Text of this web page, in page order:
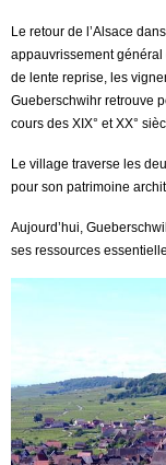
Le retour de l’Alsace
appauvrissement
de lente reprise, les
Gueberschwihr retrouve
cours des XIX° et XX°
Le village traverse les
pour son patrimoine
Aujourd’hui,
ses ressources